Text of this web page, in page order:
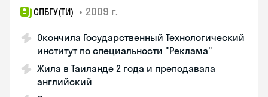
СПБГУ(ТИ) • 2009 г.
Окончила Государственный Технологический
институт по специальности "Реклама"
Жила в Таиланде 2 года и преподавала
английский